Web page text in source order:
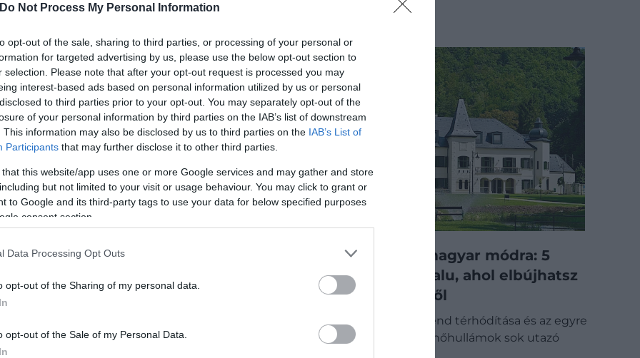
Do Not Process My Personal Information
opt-out of the sale, sharing to third parties, or processing of your personal or
for targeted advertising by us, please use the below opt-out section to
selection. Please note that after your opt-out request is processed you may
interest-based ads based on personal information utilized by us or personal
to third parties prior to your opt-out. You may separately opt-out of the
of your personal information by third parties on the IAB’s list of downstream
This information may also be disclosed by us to third parties on the IAB’s List of
Participants that may further disclose it to other third parties.
that this website/app uses one or more Google services and may gather and store
but not limited to your visit or usage behaviour. You may click to grant or
to Google and its third-party tags to use your data for below specified purposes
consent section.
Data Processing Opt Outs
opt-out of the Sharing of my personal data.
opt-out of the Sale of my Personal Data.
on Instagram
Coolcation magyar módra: 5
hegyvidéki falu, ahol elbújhatsz
a kánikula elől
A „coolcation” trend térhódítása és az egyre
szélsőségesebb hőhullámok sok utazó